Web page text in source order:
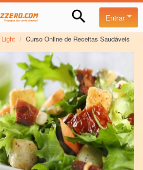
Entrar
/ Curso Online de Receitas Saudáveis